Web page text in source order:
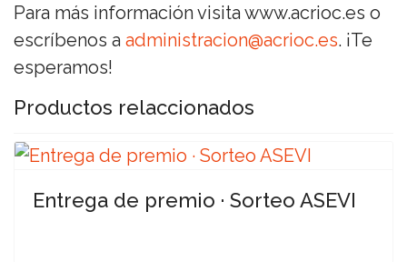
Para más información visita www.acrioc.es o
escríbenos a administracion@acrioc.es. ¡Te
esperamos!
Productos relaccionados
Entrega de premio · Sorteo ASEVI